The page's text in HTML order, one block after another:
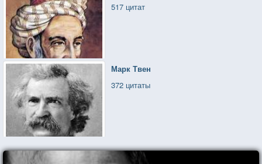
517 цитат
Марк Твен
372 цитаты